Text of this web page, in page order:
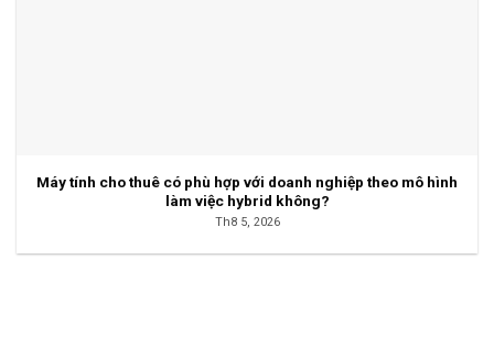
Máy tính cho thuê có phù hợp với doanh nghiệp theo mô hình
làm việc hybrid không?
Th8 5, 2026